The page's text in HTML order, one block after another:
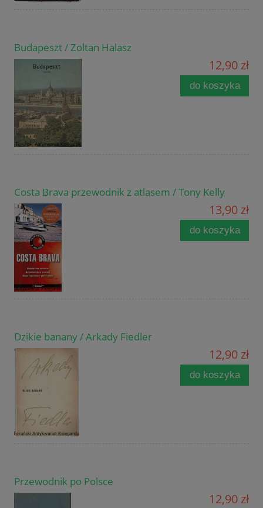
Budapeszt / Zoltan Halasz
12,90 zł
do koszyka
Costa Brava przewodnik z atlasem / Tony Kelly
13,90 zł
do koszyka
Dzikie banany / Arkady Fiedler
12,90 zł
do koszyka
Przewodnik po Polsce
12,90 zł